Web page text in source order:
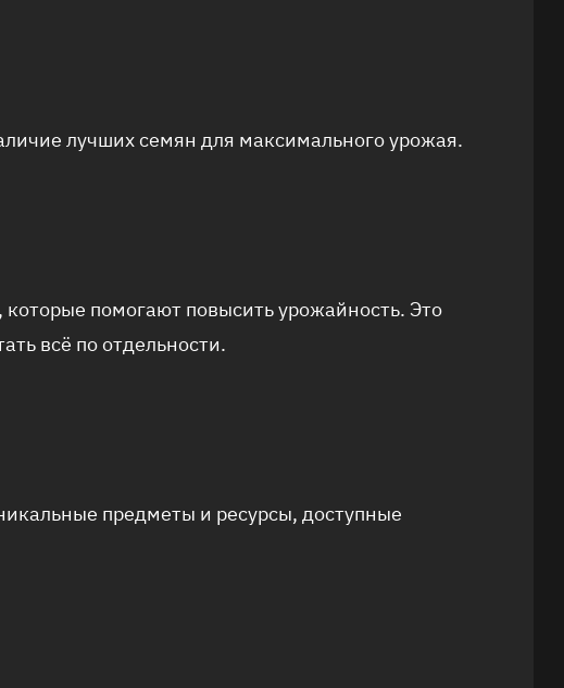
лучших семян для максимального урожая.
помогают повысить урожайность. Это
всё по отдельности.
предметы и ресурсы, доступные